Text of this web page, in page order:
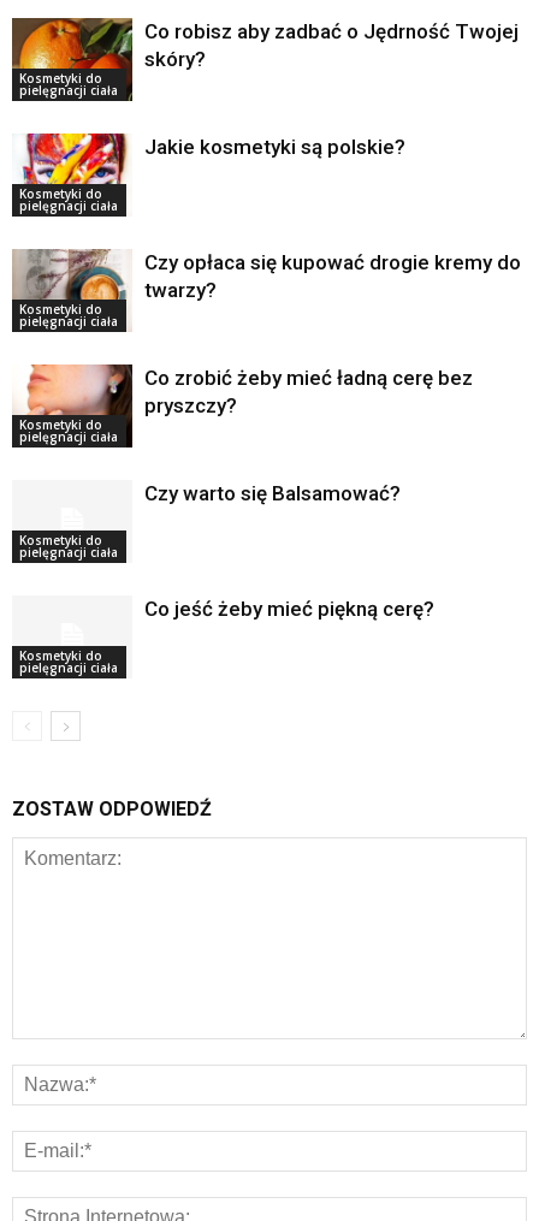
Kosmetyki do
pielęgnacji ciała
Co robisz aby zadbać o Jędrność Twojej
skóry?
Kosmetyki do
pielęgnacji ciała
Jakie kosmetyki są polskie?
Kosmetyki do
pielęgnacji ciała
Czy opłaca się kupować drogie kremy do
twarzy?
Kosmetyki do
pielęgnacji ciała
Co zrobić żeby mieć ładną cerę bez
pryszczy?
Kosmetyki do
pielęgnacji ciała
Czy warto się Balsamować?
Kosmetyki do
pielęgnacji ciała
Co jeść żeby mieć piękną cerę?
ZOSTAW ODPOWIEDŹ